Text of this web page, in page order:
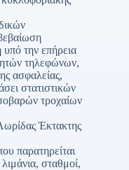
την επήρεια
τηλεφώνων,
ασφαλείας,
στατιστικών
τροχαίων
Έκτακτης
παρατηρείται
σταθμοί,